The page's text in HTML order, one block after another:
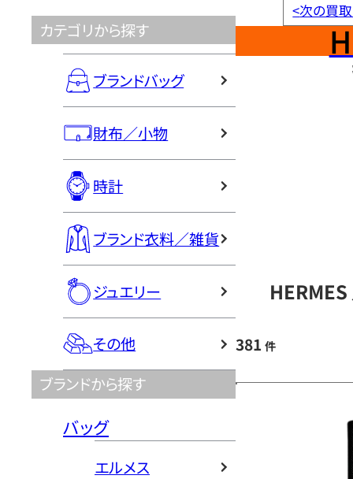
カテゴリから探す
ブランドバッグ
財布／小物
時計
ブランド衣料／雑貨
ジュエリー
その他
ブランドから探す
バッグ
エルメス
<次の買
381 件